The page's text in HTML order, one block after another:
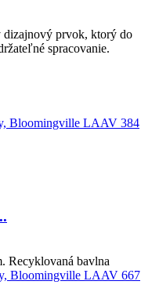
dizajnový prvok, ktorý do
spracovanie.
Recyklovaná bavlna